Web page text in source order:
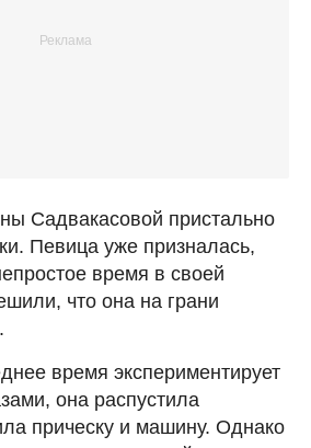
Садвакасовой пристально
Певица уже призналась,
время в своей
что она на грани
время экспериментирует
она распустила
прическу и машину. Однако